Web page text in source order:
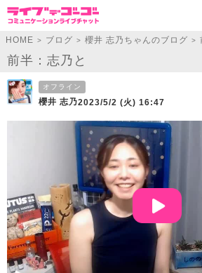
HOME > ブログ > 櫻井 志乃ちゃんのブログ >
前半：志乃と
オフライン
櫻井 志乃2023/5/2 (火) 16:47